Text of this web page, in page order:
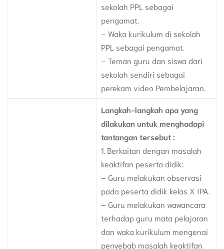
sekolah PPL sebagai
pengamat.
– Waka kurikulum di sekolah
PPL sebagai pengamat.
– Teman guru dan siswa dari
sekolah sendiri sebagai
perekam video Pembelajaran.
Langkah-langkah apa yang
dilakukan untuk menghadapi
tantangan tersebut :
1. Berkaitan dengan masalah
keaktifan peserta didik:
– Guru melakukan observasi
pada peserta didik kelas X IPA.
– Guru melakukan wawancara
terhadap guru mata pelajaran
dan waka kurikulum mengenai
penyebab masalah keaktifan